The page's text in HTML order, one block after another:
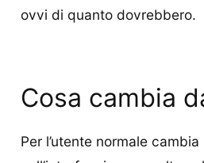
ovvi di quanto dovrebbero.
Cosa cambia
Per l’utente normale